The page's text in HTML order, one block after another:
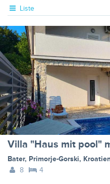
Liste
Villa "Haus mit pool"
Bater, Primorje-Gorski,
8
4